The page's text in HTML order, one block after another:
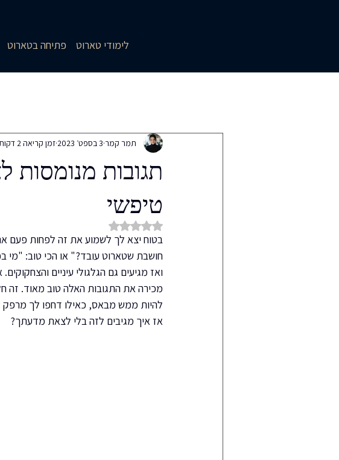
לימודי טארוט פתיחה בטארוט
מכתבים מחוץ למגירה שורשים - שיעורים בהורות
תגובות
טיפשי
תמר קמר 3 בספט׳ 2023 זמן קריאה 2 דקות
דירוג של NaN מתוך 5 כוכבים
בטוח יצא לך לשמוע את זה לפחות פעם
חושבת שטארוט עובד?" או הכי טוב: "מי
ואז מגיעים גם הגלגולי עיניים
מכירה את התגובות האלה טוב מאוד. זה
להיות ממש מבאס, כאילו דחפו לך
אז איך מגיבים לזה בלי לצאת מדעתך?